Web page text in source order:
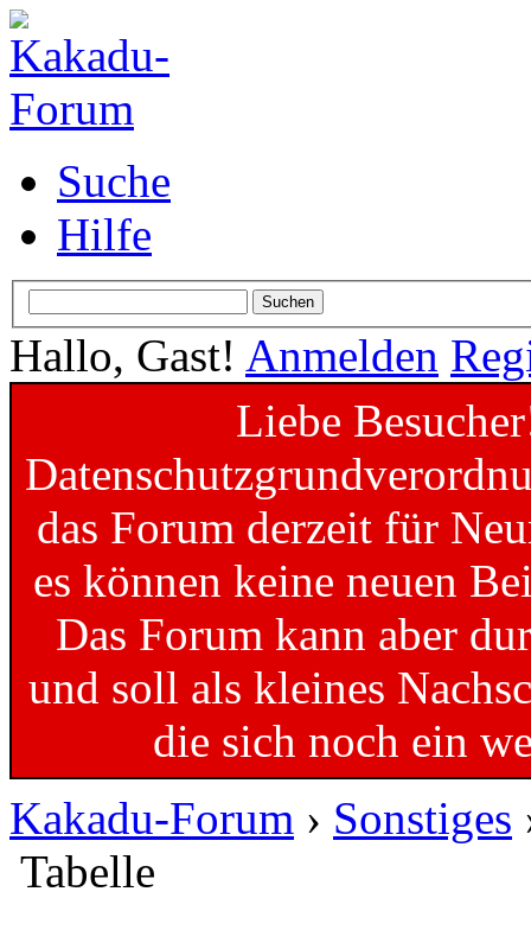
Suche
Hilfe
Hallo, Gast! Anmelden
Liebe
das Forum derzeit für
es können keine neuen
Das Forum kann aber
und soll als kleines
die sich noch ein
Kakadu-Forum › Sonstiges
Tabelle